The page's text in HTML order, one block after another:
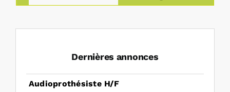
Dernières annonces
Audioprothésiste H/F